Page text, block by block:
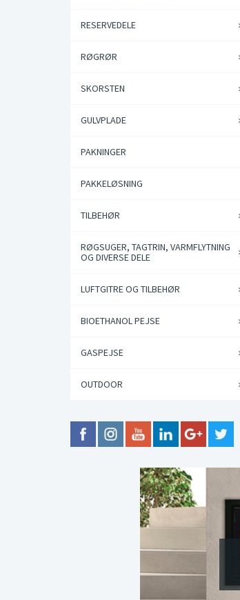
RESERVEDELE
RØGRØR
SKORSTEN
GULVPLADE
PAKNINGER
PAKKELØSNING
TILBEHØR
RØGSUGER, TAGTRIN, VARMFLYTNING
OG DIVERSE DELE
LUFTGITRE OG TILBEHØR
BIOETHANOL PEJSE
GASPEJSE
OUTDOOR